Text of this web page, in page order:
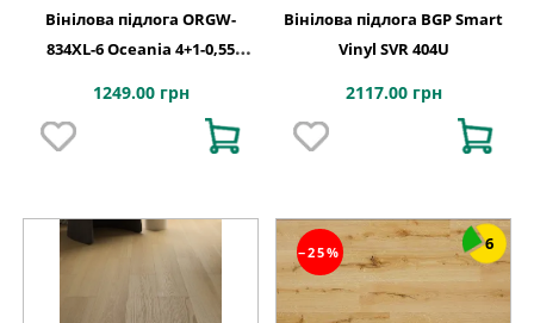
Вінілова підлога ORGW-
834XL-6 Oceania 4+1-0,55
1249.00 грн
Вінілова підлога BGP Smart
Vinyl SVR 404U
2117.00 грн
−25% 6